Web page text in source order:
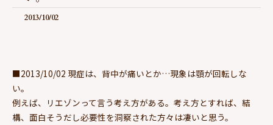
2013/10/02
■2013/10/02 現症は、背中が痛いとか…現象は顎が回転しな
い。
例えば、リエゾンって言う考え方がある。考え方とすれば、結
構、面白そうだし必要性を洞察された方々は凄いと思う。